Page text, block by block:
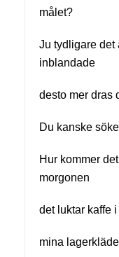
målet?
Ju tydligare det
inblandade
desto mer dras
Du kanske
Hur kommer
morgonen
det luktar kaffe
mina